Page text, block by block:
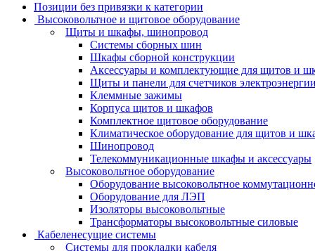
Позиции без привязки к категории
Высоковольтное и щитовое оборудование
Щиты и шкафы, шинопровод
Системы сборных шин
Шкафы сборной конструкции
Аксессуары и комплектующие для щитов и
Щиты и панели для счетчиков электроэнергии
Клеммные зажимы
Корпуса щитов и шкафов
Комплектное щитовое оборудование
Климатическое оборудование для щитов и
Шинопровод
Телекоммуникационные шкафы и аксессуары
Высоковольтное оборудование
Оборудование высоковольтное
Оборудование для ЛЭП
Изоляторы высоковольтные
Трансформаторы высоковольтные силовые
Кабеленесущие системы
Системы для прокладки кабеля